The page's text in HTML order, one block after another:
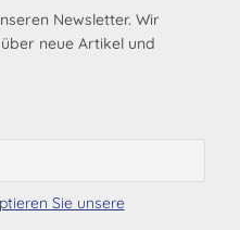
Newsletter. Wir
neue Artikel und
Sie unsere